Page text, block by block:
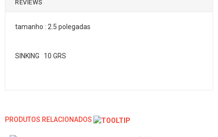
REVIEWS
tamanho : 2.5 polegadas
SINKING 10 GRS
PRODUTOS RELACIONADOS